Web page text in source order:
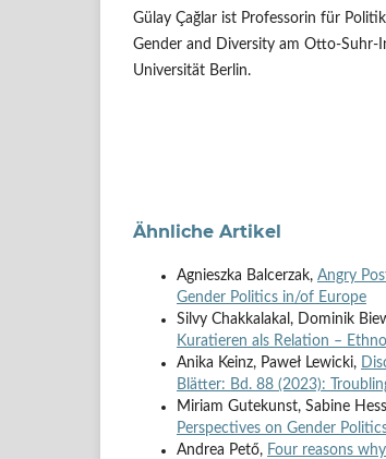
Gülay Çağlar ist Professorin für
Gender and Diversity am Otto-
Universität Berlin.
Ähnliche Artikel
Agnieszka Balcerzak, Angry
Gender Politics in/of Europe
Silvy Chakkalakal, Dominik
Kuratieren als Relation –
Anika Keinz, Paweł Lewicki,
Blätter: Bd. 88 (2023):
Miriam Gutekunst, Sabine
Perspectives on Gender
Andrea Pető, Four reasons